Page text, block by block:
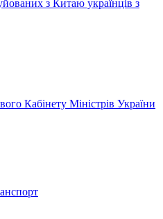
з Китаю українців з
Кабінету Міністрів України